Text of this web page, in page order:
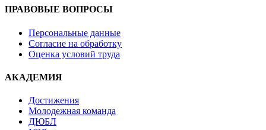
ПРАВОВЫЕ ВОПРОСЫ
Персональные данные
Согласие на обработку
Оценка условий труда
АКАДЕМИЯ
Достижения
Молодежная команда
ДЮБЛ